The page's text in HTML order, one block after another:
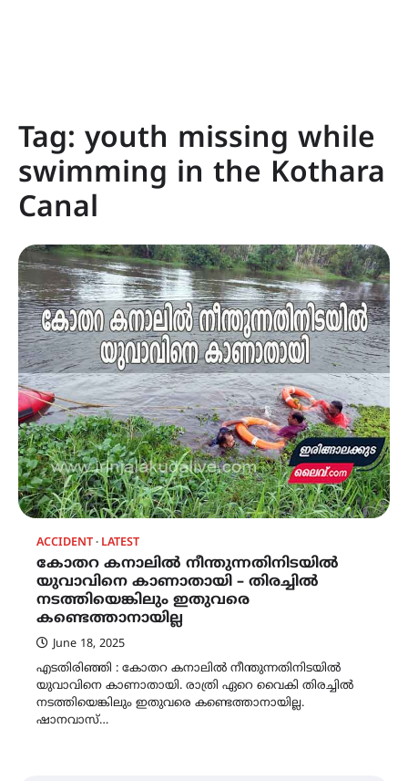
Tag: youth missing while
swimming in the Kothara
Canal
ACCIDENT LATEST
കോതറ കനാലിൽ നീന്തുന്നതിനിടയിൽ
യുവാവിനെ കാണാതായി – തിരച്ചിൽ
നടത്തിയെങ്കിലും ഇതുവരെ
കണ്ടെത്താനായില്ല
June 18, 2025
എടതിരിഞ്ഞി : കോതറ കനാലിൽ നീന്തുന്നതിനിടയിൽ
യുവാവിനെ കാണാതായി. രാത്രി ഏറെ വൈകി തിരച്ചിൽ
നടത്തിയെങ്കിലും ഇതുവരെ കണ്ടെത്താനായില്ല.
ഷാനവാസ്…